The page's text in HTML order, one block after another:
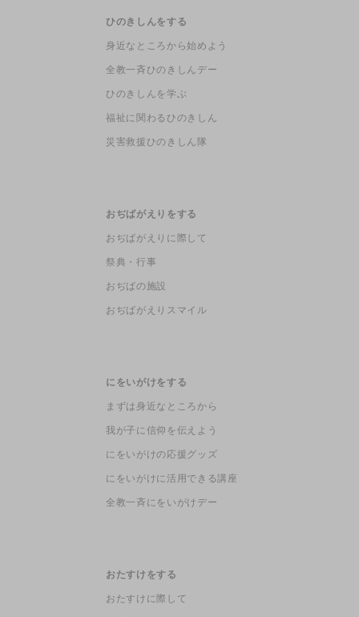
ひのきしんをする
身近なところから始めよう
全教一斉ひのきしんデー
ひのきしんを学ぶ
福祉に関わるひのきしん
災害救援ひのきしん隊
おぢばがえりをする
おぢばがえりに際して
祭典・行事
おぢばの施設
おぢばがえりスマイル
にをいがけをする
まずは身近なところから
我が子に信仰を伝えよう
にをいがけの応援グッズ
にをいがけに活用できる講座
全教一斉にをいがけデー
おたすけをする
おたすけに際して